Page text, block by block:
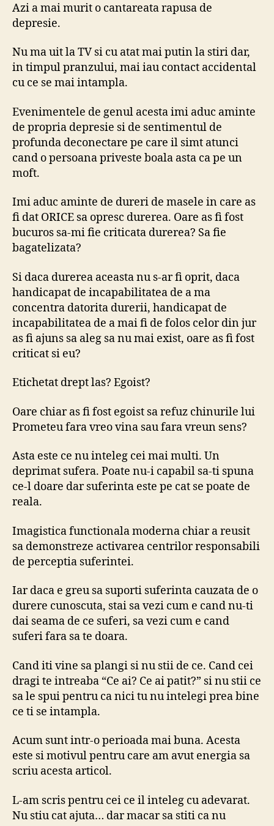
Azi a mai murit o cantareata rapusa de
depresie.
Nu ma uit la TV si cu atat mai putin la stiri dar,
in timpul pranzului, mai iau contact accidental
cu ce se mai intampla.
Evenimentele de genul acesta imi aduc aminte
de propria depresie si de sentimentul de
profunda deconectare pe care il simt atunci
cand o persoana priveste boala asta ca pe un
moft.
Imi aduc aminte de dureri de masele in care as
fi dat ORICE sa opresc durerea. Oare as fi fost
bucuros sa-mi fie criticata durerea? Sa fie
bagatelizata?
Si daca durerea aceasta nu s-ar fi oprit, daca
handicapat de incapabilitatea de a ma
concentra datorita durerii, handicapat de
incapabilitatea de a mai fi de folos celor din jur
as fi ajuns sa aleg sa nu mai exist, oare as fi fost
criticat si eu?
Etichetat drept las? Egoist?
Oare chiar as fi fost egoist sa refuz chinurile lui
Prometeu fara vreo vina sau fara vreun sens?
Asta este ce nu inteleg cei mai multi. Un
deprimat sufera. Poate nu-i capabil sa-ti spuna
ce-l doare dar suferinta este pe cat se poate de
reala.
Imagistica functionala moderna chiar a reusit
sa demonstreze activarea centrilor responsabili
de perceptia suferintei.
Iar daca e greu sa suporti suferinta cauzata de o
durere cunoscuta, stai sa vezi cum e cand nu-ti
dai seama de ce suferi, sa vezi cum e cand
suferi fara sa te doara.
Cand iti vine sa plangi si nu stii de ce. Cand cei
dragi te intreaba “Ce ai? Ce ai patit?” si nu stii ce
sa le spui pentru ca nici tu nu intelegi prea bine
ce ti se intampla.
Acum sunt intr-o perioada mai buna. Acesta
este si motivul pentru care am avut energia sa
scriu acesta articol.
L-am scris pentru cei ce il inteleg cu adevarat.
Nu stiu cat ajuta… dar macar sa stiti ca nu